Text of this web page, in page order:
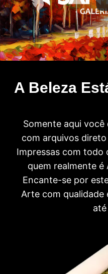
A Beleza
Somente aqui
com arquivos
Impressas com todo
quem realmente
Encante-se por
Arte com qualidade